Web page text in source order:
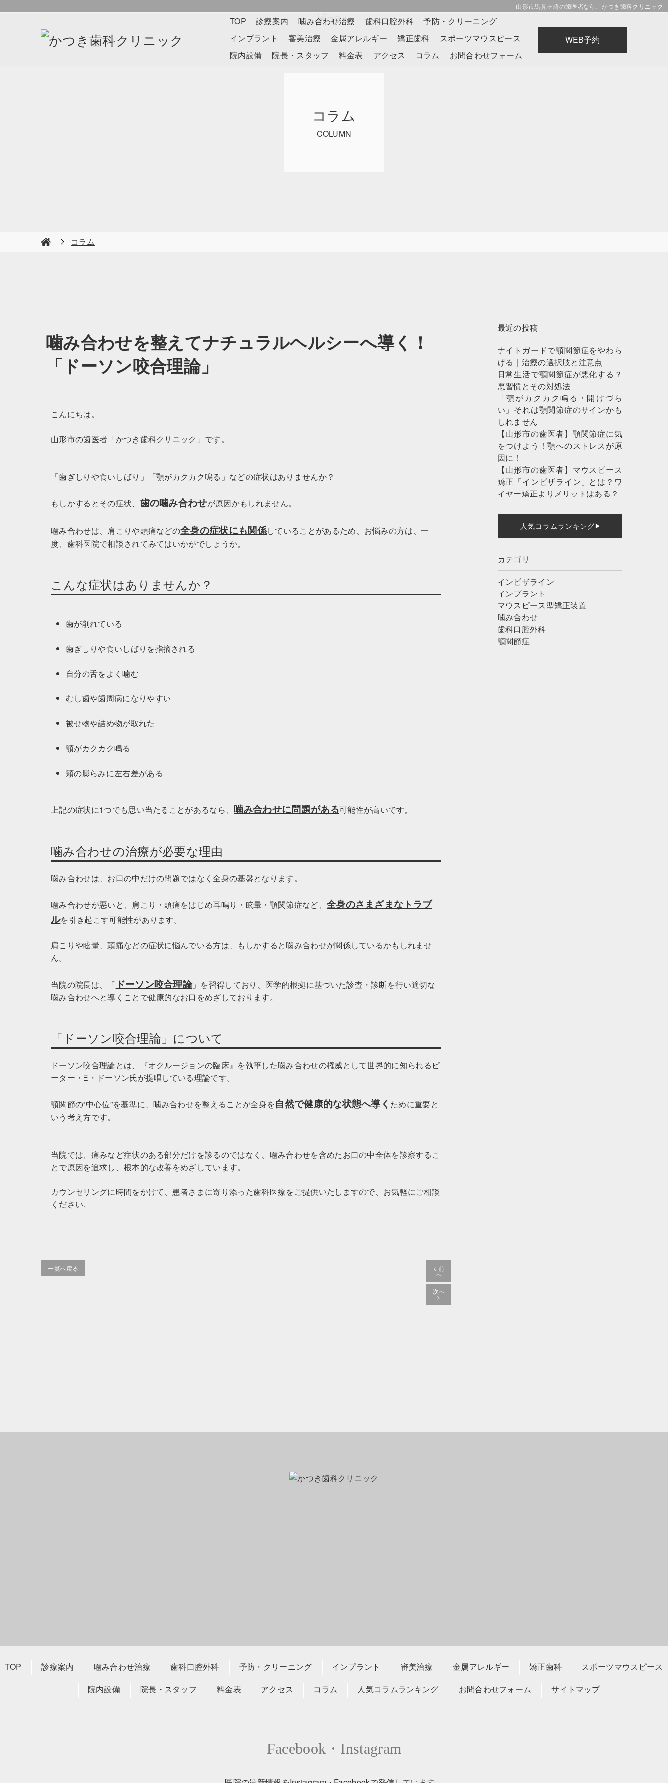
山形市馬見ヶ崎の歯医者なら、かつき歯科クリニック
TOP 診療案内 噛み合わせ治療 歯科口腔外科
予防・クリーニング
インプラント
審美治療 金属アレルギー 矯正歯科
スポーツマウスピース
院内設備
院長・スタッフ 料金表 アクセス コラム お問合わせフォーム
WEB予約
コラム
COLUMN
コラム
噛み合わせを整えてナチュラルヘルシーへ導く！
「ドーソン咬合理論」
こんにちは。
山形市の歯医者「かつき歯科クリニック」です。
「歯ぎしりや食いしばり」「顎がカクカク鳴る」などの症状はありませんか？
もしかするとその症状、 歯の噛み合わせが原因かもしれません。
噛み合わせは、肩こりや頭痛などの全身の症状にも関係していることがあるため、お悩みの方は、一
度、歯科医院で相談されてみてはいかがでしょうか。
こんな症状はありませんか？
歯が削れている
歯ぎしりや食いしばりを指摘される
自分の舌をよく噛む
むし歯や歯周病になりやすい
被せ物や詰め物が取れた
顎がカクカク鳴る
頬の膨らみに左右差がある
上記の症状に1つでも思い当たることがあるなら、 噛み合わせに問題がある可能性が高いです。
噛み合わせの治療が必要な理由
噛み合わせは、お口の中だけの問題ではなく全身の基盤となります。
噛み合わせが悪いと、肩こり・頭痛をはじめ耳鳴り・眩暈・顎関節症など、 全身のさまざまなトラブ
ルを引き起こす可能性があります。
肩こりや眩暈、頭痛などの症状に悩んでいる方は、もしかすると噛み合わせが関係しているかもしれませ
ん。
当院の院長は、「 ドーソン咬合理論 」を習得しており、医学的根拠に基づいた診査・診断を行い適切な
噛み合わせへと導くことで健康的なお口をめざしております。
「ドーソン咬合理論」について
ドーソン咬合理論とは、『オクルージョンの臨床』を執筆した噛み合わせの権威として世界的に知られるピ
ーター・E・ドーソン氏が提唱している理論です。
顎関節の“中心位”を基準に、噛み合わせを整えることが全身を自然で健康的な状態へ導く ために重要と
いう考え方です。
当院では、痛みなど症状のある部分だけを診るのではなく、噛み合わせを含めたお口の中全体を診察するこ
とで原因を追求し、根本的な改善をめざしています。
カウンセリングに時間をかけて、患者さまに寄り添った歯科医療をご提供いたしますので、お気軽にご相談
ください。
一覧へ戻る < 前
へ
次へ
>
最近の投稿
ナイトガードで顎関節症をやわら
げる｜治療の選択肢と注意点
日常生活で顎関節症が悪化する？
悪習慣とその対処法
「顎がカクカク鳴る・開けづら
い」それは顎関節症のサインかも
しれません
【山形市の歯医者】顎関節症に気
をつけよう！顎へのストレスが原
因に！
【山形市の歯医者】マウスピース
矯正「インビザライン」とは？ワ
イヤー矯正よりメリットはある？
▶
人気コラムランキング
カテゴリ
インビザライン
インプラント
マウスピース型矯正装置
噛み合わせ
歯科口腔外科
顎関節症
TOP 診療案内 噛み合わせ治療 歯科口腔外科 予防・クリーニング インプラント 審美治療 金属アレルギー 矯正歯科
スポーツマウスピース
院内設備
院長・スタッフ 料金表 アクセス コラム 人気コラムランキング お問合わせフォーム サイトマップ
Facebook・Instagram